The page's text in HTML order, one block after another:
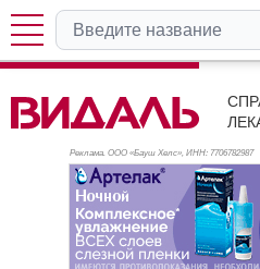
Реклама. ООО «Бауш Хелс», ИНН: 7706782987